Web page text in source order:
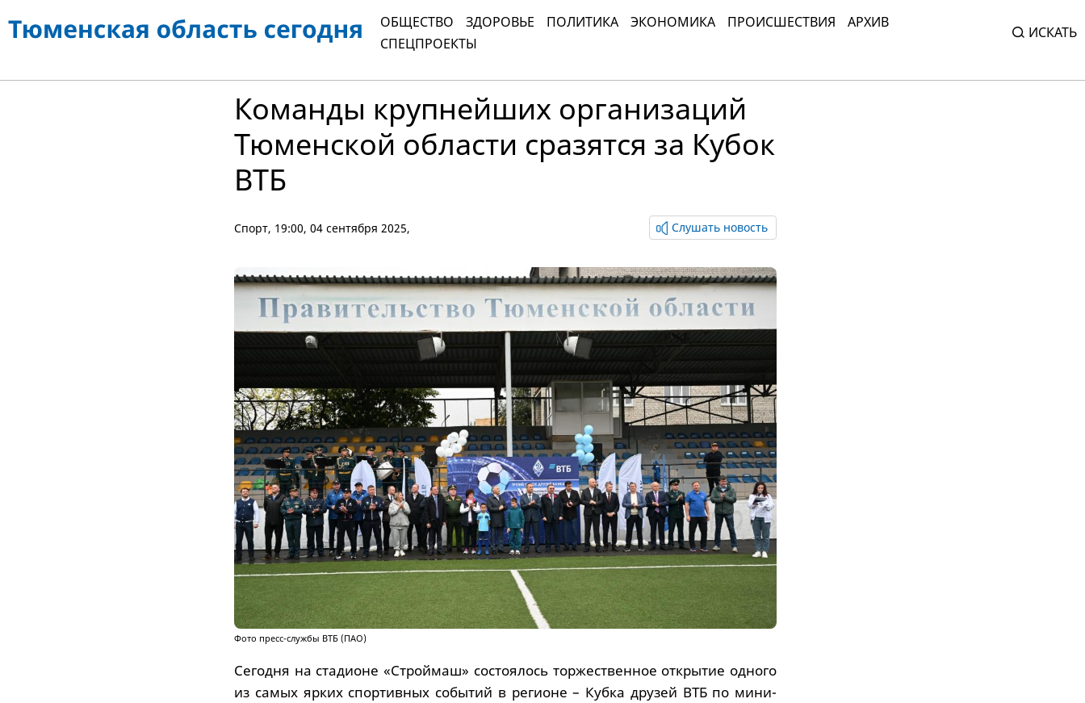
ОБЩЕСТВО ЗДОРОВЬЕ ПОЛИТИКА ЭКОНОМИКА ПРОИСШЕСТВИЯ
АРХИВ
СПЕЦПРОЕКТЫ
ИСКАТЬ
Команды крупнейших организаций
Тюменской области сразятся за Кубок
ВТБ
Спорт, 19:00, 04 сентября 2025, Слушать новость
Фото пресс-службы ВТБ (ПАО)
Сегодня на стадионе «Строймаш» состоялось торжественное открытие одного
из самых ярких спортивных событий в регионе – Кубка друзей ВТБ по мини-